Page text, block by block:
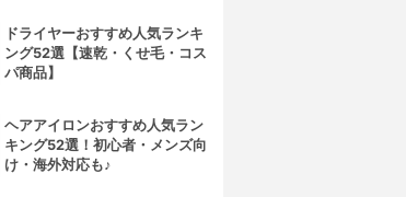
ドライヤーおすすめ人気ランキ
ング52選【速乾・くせ毛・コス
パ商品】
ヘアアイロンおすすめ人気ラン
キング52選！初心者・メンズ向
け・海外対応も♪